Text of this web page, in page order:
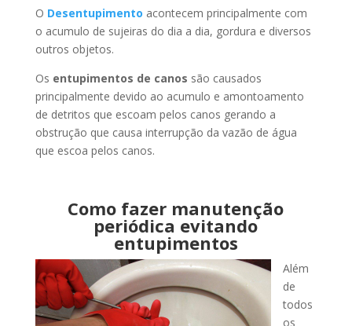
O Desentupimento acontecem principalmente com
o acumulo de sujeiras do dia a dia, gordura e diversos
outros objetos.
Os entupimentos de canos são causados
principalmente devido ao acumulo e amontoamento
de detritos que escoam pelos canos gerando a
obstrução que causa interrupção da vazão de água
que escoa pelos canos.
Como fazer manutenção
periódica evitando
entupimentos
Além
de
todos
os